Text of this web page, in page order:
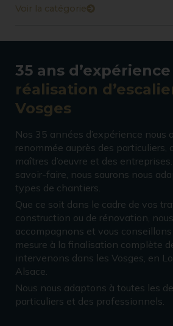
Voir la catégorie
35 ans
réalisation
Vosges
Nos 35 années d’expérience nous
renommée auprès des particuliers,
maîtres d’oeuvre et des
savoir-faire, nous saurons nous
types de chantiers.
Que ce soit dans le cadre de vos
construction ou de rénovation,
accompagnons et vous
mesure à la finalisation complète
intervenons dans les Vosges, en
Alsace.
Nous nous adaptons à toutes les
particuliers et des professionnels.